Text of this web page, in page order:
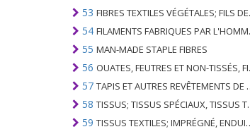
53 FIBRES TEXTILES VÉGÉTALES; FILS DE PAPIER ET TISSUS DE FILS DE PAPIER
54 FILAMENTS FABRIQUES PAR L'HOMME; BANDES ET SIMILAIRES DE MATIERES TEXTILES SYNTHETIQUES
55 MAN-MADE STAPLE FIBRES
56 OUATES, FEUTRES ET NON-TISSÉS, FILS SPÉCIAUX; FICELLES, CORDES, CORDES, CÂBLES ET ARTICLES ASSOCIÉS
57 TAPIS ET AUTRES REVÊTEMENTS DE SOLS TEXTILES
58 TISSUS; TISSUS SPÉCIAUX, TISSUS TEXTILES TUFTED, DENTELLE, TAPISSERIES, GARNITURES, BRODERIES
59 TISSUS TEXTILES; IMPRÉGNÉ, ENDUIT, COUVERT OU LAMINÉ; ARTICLES TEXTILES D'UN TYPE ADAPTÉ À L'USAGE INDUSTRIEL